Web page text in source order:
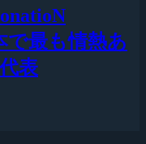
で最も情熱あ
表